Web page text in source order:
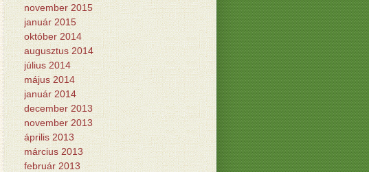
november 2015
január 2015
október 2014
augusztus 2014
július 2014
május 2014
január 2014
december 2013
november 2013
április 2013
március 2013
február 2013